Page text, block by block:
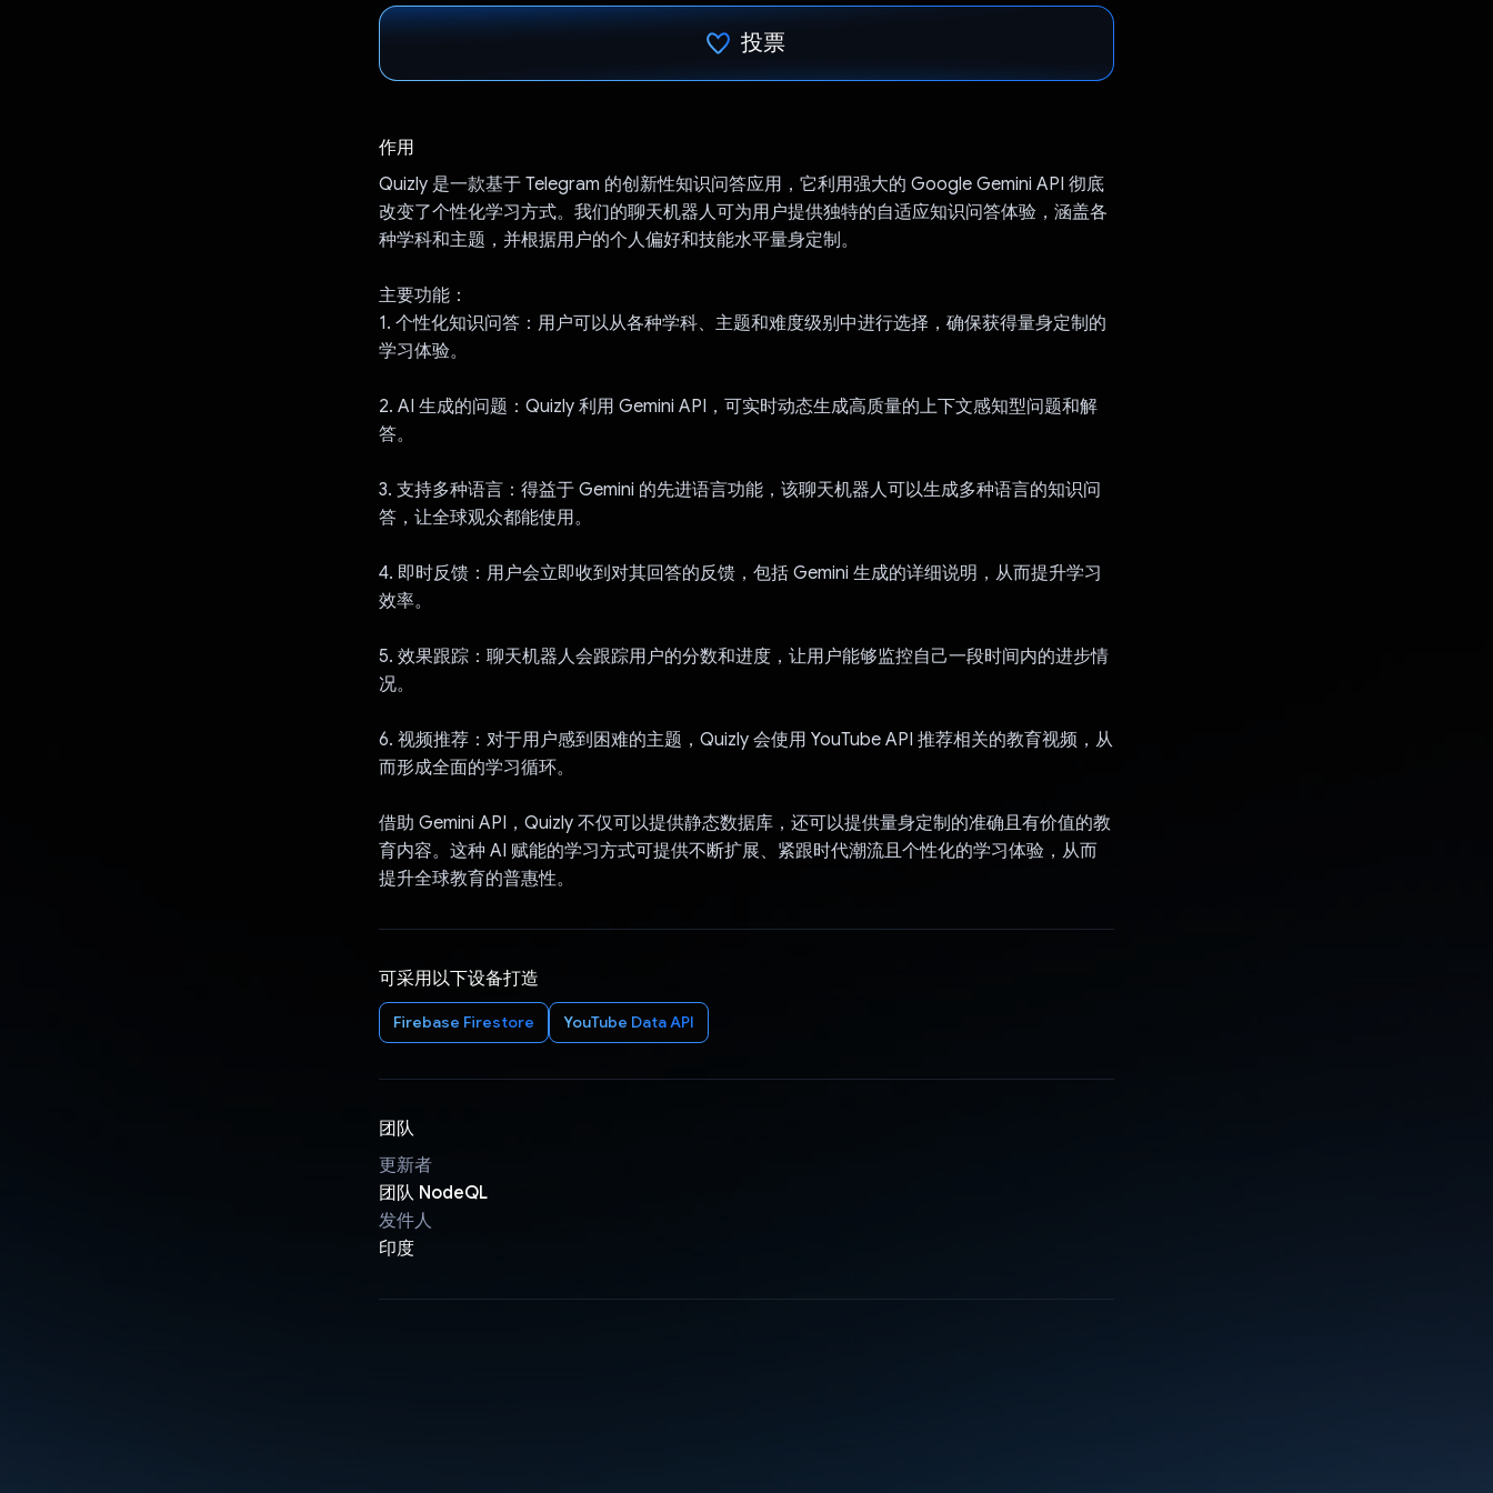
投票
作用
Quizly 是一款基于 Telegram 的创新性知识问答应用，它利用强大的 Google Gemini API 彻底
改变了个性化学习方式。我们的聊天机器人可为用户提供独特的自适应知识问答体验，涵盖各
种学科和主题，并根据用户的个人偏好和技能水平量身定制。
主要功能：
1. 个性化知识问答：用户可以从各种学科、主题和难度级别中进行选择，确保获得量身定制的
学习体验。
2. AI 生成的问题：Quizly 利用 Gemini API，可实时动态生成高质量的上下文感知型问题和解
答。
3. 支持多种语言：得益于 Gemini 的先进语言功能，该聊天机器人可以生成多种语言的知识问
答，让全球观众都能使用。
4. 即时反馈：用户会立即收到对其回答的反馈，包括 Gemini 生成的详细说明，从而提升学习
效率。
5. 效果跟踪：聊天机器人会跟踪用户的分数和进度，让用户能够监控自己一段时间内的进步情
况。
6. 视频推荐：对于用户感到困难的主题，Quizly 会使用 YouTube API 推荐相关的教育视频，从
而形成全面的学习循环。
借助 Gemini API，Quizly 不仅可以提供静态数据库，还可以提供量身定制的准确且有价值的教
育内容。这种 AI 赋能的学习方式可提供不断扩展、紧跟时代潮流且个性化的学习体验，从而
提升全球教育的普惠性。
可采用以下设备打造
Firebase Firestore YouTube Data API
团队
更新者
团队 NodeQL
发件人
印度